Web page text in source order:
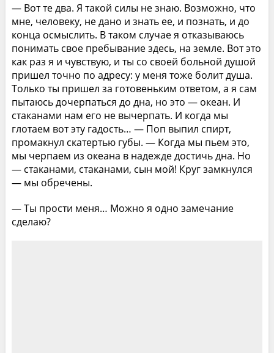
— Вот те два. Я такой силы не знаю. Возможно, что
мне, человеку, не дано и знать ее, и познать, и до
конца осмыслить. В таком случае я отказываюсь
понимать свое пребывание здесь, на земле. Вот это
как раз я и чувствую, и ты со своей больной душой
пришел точно по адресу: у меня тоже болит душа.
Только ты пришел за готовеньким ответом, а я сам
пытаюсь дочерпаться до дна, но это — океан. И
стаканами нам его не вычерпать. И когда мы
глотаем вот эту гадость… — Поп выпил спирт,
промакнул скатертью губы. — Когда мы пьем это,
мы черпаем из океана в надежде достичь дна. Но
— стаканами, стаканами, сын мой! Круг замкнулся
— мы обречены.
— Ты прости меня… Можно я одно замечание
сделаю?